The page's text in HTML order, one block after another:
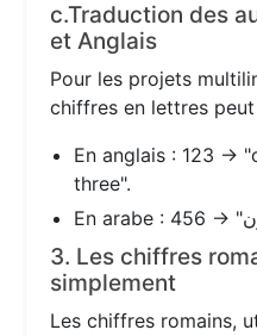
c.Traduction des
et Anglais
Pour les projets
chiffres en lettres
En anglais : 123 →
three".
3. Les chiffres
simplement
Les chiffres romains,